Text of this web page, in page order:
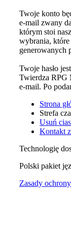
Twoje konto
e-mail zwany
którym stoi
wybrania, które
generowanych
Twoje hasło
Twierdza RPG
e-mail. Po
Strona
Strefa
Usuń
Kontakt
Technologię
Polski pakiet
Zasady